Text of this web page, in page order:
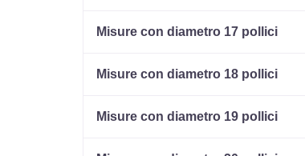
175/65 R13 80T M+S
Misure con diametro 17 pollici
Misure con diametro 18 pollici
Misure con diametro 19 pollici